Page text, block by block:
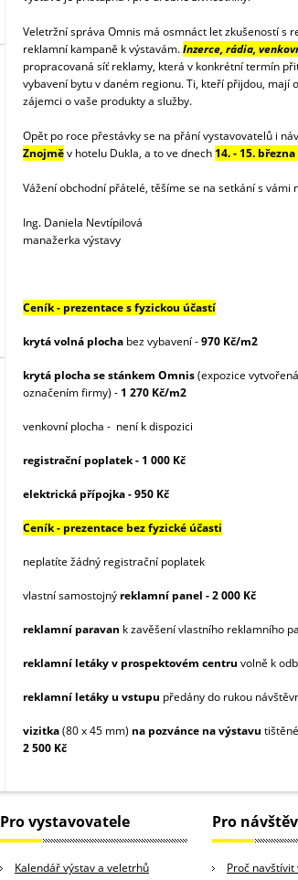
Veletržní správa Omnis má osmnáct let zkušeností s
reklamní kampaně k výstavám.Inzerce, rádia,
propracovaná síť reklamy, která v konkrétní termín
vybavení bytu v daném regionu. Ti, kteří přijdou,
zájemci o vaše produkty a služby.
Opět po roce přestávky se na přání vystavovatelů i
Znojměv hotelu Dukla, a to ve dnech 14. - 15. března
Vážení obchodní přátelé, těšíme se na setkání s vámi
Ing. Daniela Nevtípilová
manažerka výstavy
Ceník - prezentace s fyzickou účastí
krytá volná plocha bez vybavení -970 Kč/m2
krytá plocha se stánkem Omnis(expozice
označením firmy) - 1 270 Kč/m2
venkovní plocha - není k dispozici
registrační poplatek - 1 000 Kč
elektrická přípojka - 950 Kč
Ceník - prezentace bez fyzické účasti
neplatíte žádný registrační poplatek
vlastní samostojný reklamní panel - 2 000 Kč
reklamní paravan k zavěšení vlastního reklamního
reklamní letáky v prospektovém centru volně k
reklamní letáky u vstupu předány do rukou
vizitka(80 x 45 mm) na pozvánce na výstavu
2 500 Kč
Pro vystavovatele
Kalendář výstav a veletrhů
Pro
Proč